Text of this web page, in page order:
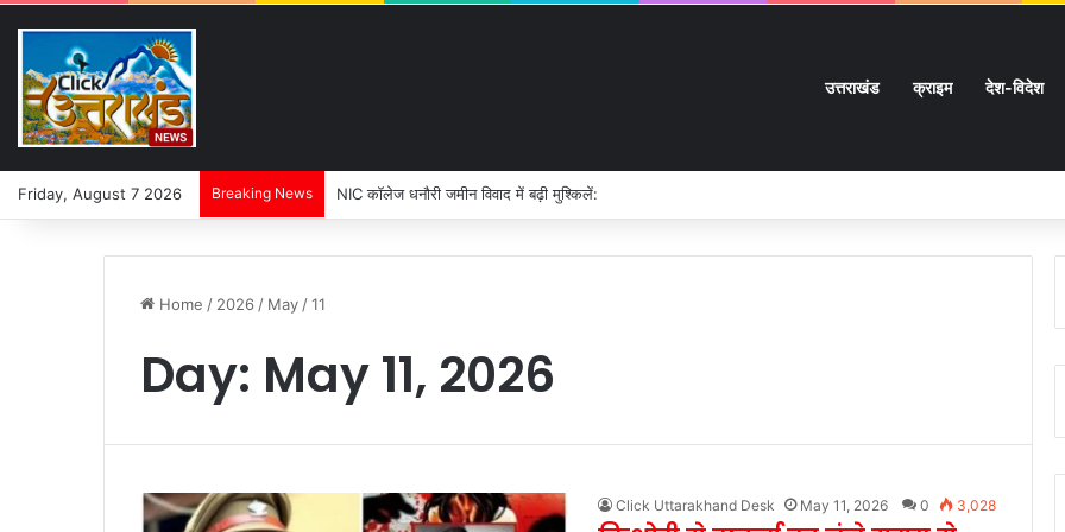
उत्तराखंड क्राइम देश-विदेश
Friday, August 7 2026 Breaking News पहली बारिश में ढही बिजलीघर की चारदीवारी:
Home / 2026 / May /11
Day: May 11, 2026
Click Uttarakhand Desk May 11, 2026 0 3,028